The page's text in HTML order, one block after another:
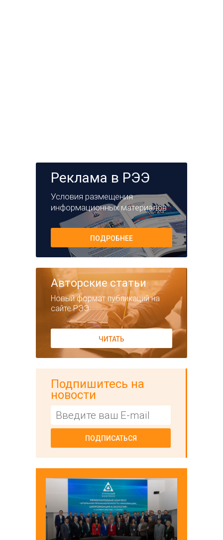
Реклама в РЭЭ
Условия размещения
информационных материалов
ПОДРОБНЕЕ
Авторские статьи
Новый формат публикаций на
сайте РЭЭ
ЧИТАТЬ
Подпишитесь на
новости
ПОДПИСАТЬСЯ